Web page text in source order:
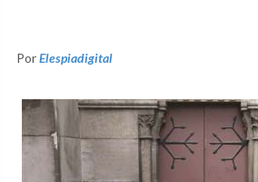
PorElespiadigital